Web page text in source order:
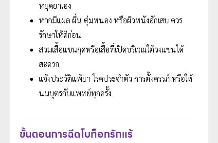
หยุดยาเอง
หากมีแผล ผื่น ตุ่มหนอง หรือผิวหนังอักเสบ ควร
รักษาให้ดีก่อน
สวมเสื้อแขนกุดหรือเสื้อที่เปิดบริเวณใต้วงแขนได้
สะดวก
แจ้งประวัติแพ้ยา โรคประจำตัว การตั้งครรภ์ หรือให้
นมบุตรกับแพทย์ทุกครั้ง
ขั้นตอนการฉีดโบท็อกรักแร้